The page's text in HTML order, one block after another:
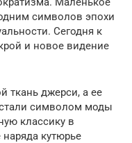
символов эпохи
Сегодня к
и новое видение
ткань джерси, а ее
символом моды
классику в
кутюрье